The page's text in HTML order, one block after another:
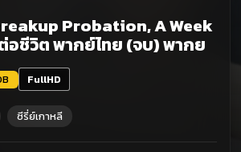
Probation, A Week
อชีวิต พากย์ไทย (จบ) พากย
FullHD
ซีรี่ย์เกาหลี